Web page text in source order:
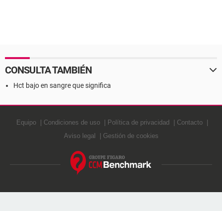
CONSULTA TAMBIÉN
Hct bajo en sangre que significa
Equipo Condiciones de uso Política de privacidad
Contacto
Aviso legal
Gestión de cookies